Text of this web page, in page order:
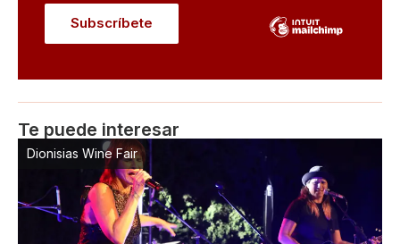
Te puede interesar
Dionisias Wine Fair